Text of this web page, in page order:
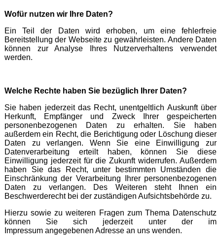
Wofür nutzen wir Ihre Daten?
Ein Teil der Daten wird erhoben, um eine fehlerfreie
Bereitstellung der Webseite zu gewährleisten. Andere Daten
können zur Analyse Ihres Nutzerverhaltens verwendet
werden.
Welche Rechte haben Sie bezüglich Ihrer Daten?
Sie haben jederzeit das Recht, unentgeltlich Auskunft über
Herkunft, Empfänger und Zweck Ihrer gespeicherten
personenbezogenen Daten zu erhalten. Sie haben
außerdem ein Recht, die Berichtigung oder Löschung dieser
Daten zu verlangen. Wenn Sie eine Einwilligung zur
Datenverarbeitung erteilt haben, können Sie diese
Einwilligung jederzeit für die Zukunft widerrufen. Außerdem
haben Sie das Recht, unter bestimmten Umständen die
Einschränkung der Verarbeitung Ihrer personenbezogenen
Daten zu verlangen. Des Weiteren steht Ihnen ein
Beschwerderecht bei der zuständigen Aufsichtsbehörde zu.
Hierzu sowie zu weiteren Fragen zum Thema Datenschutz
können Sie sich jederzeit unter der im
Impressum angegebenen Adresse an uns wenden.